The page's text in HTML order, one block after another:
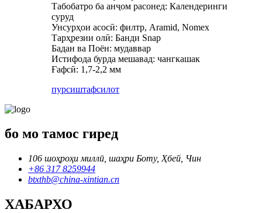
Табобатро ба анҷом расонед: Календеринги
суруд
Унсурҳои асосӣ: филтр, Aramid, Nomex
Тарҳрезии олӣ: Банди Snap
Бадан ва Поён: мудаввар
Истифода бурда мешавад: чангкашак
Ғафсӣ: 1,7-2,2 мм
пурсиштафсилот
бо мо тамос гиред
106 шоҳроҳи миллӣ, шаҳри Боту, Ҳбей, Чин
+86 317 8259944
btxthb@china-xintian.cn
ХАБАРХО